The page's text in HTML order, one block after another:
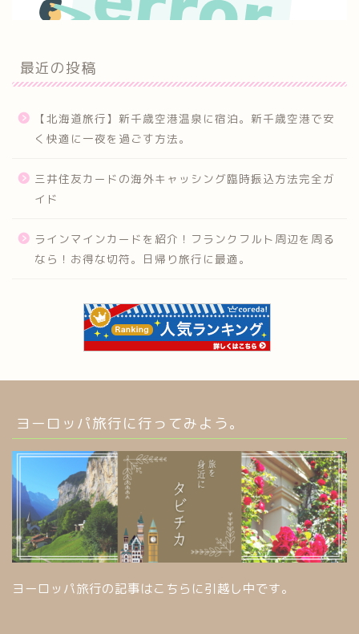
最近の投稿
【北海道旅行】新千歳空港温泉に宿泊。新千歳空港で安
く快適に一夜を過ごす方法。
三井住友カードの海外キャッシング臨時振込方法完全ガ
イド
ラインマインカードを紹介！フランクフルト周辺を周る
なら！お得な切符。日帰り旅行に最適。
ヨーロッパ旅行に行ってみよう。
ヨーロッパ旅行の記事はこちらに引越し中です。